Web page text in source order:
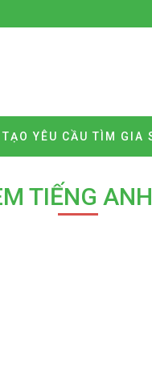
TẠO YÊU CẦU TÌM GIA
TIẾNG